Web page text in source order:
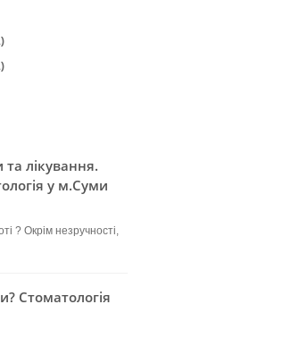
та лікування.
у м.Суми
? Окрім незручності,
Стоматологія